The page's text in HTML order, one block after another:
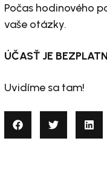
Počas hodinového
vaše otázky.
ÚČASŤ JE
Uvidíme sa tam!